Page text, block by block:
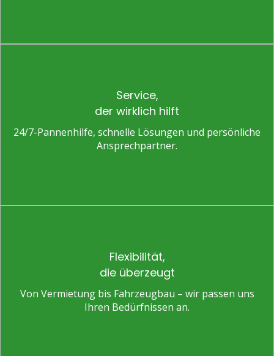
Service,
der wirklich hilft
24/7-Pannenhilfe, schnelle Lösungen und persönliche
Ansprechpartner.
Flexibilität,
die überzeugt
Von Vermietung bis Fahrzeugbau – wir passen uns
Ihren Bedürfnissen an.